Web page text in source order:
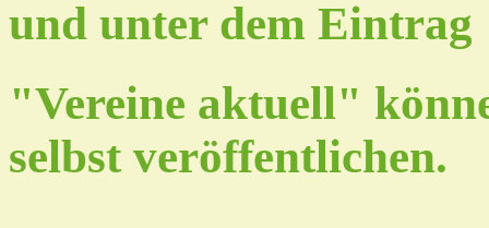
und unter dem Eintrag
"Vereine aktuell"
selbst veröffentlichen.